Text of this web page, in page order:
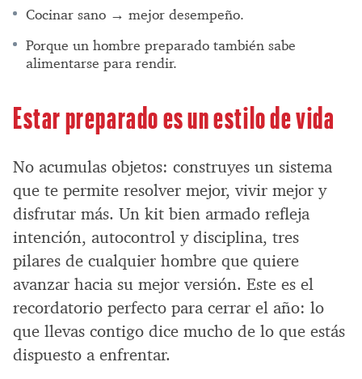
Cocinar sano → mejor desempeño.
Porque un hombre preparado también sabe
alimentarse para rendir.
Estar preparado es un estilo de vida
No acumulas objetos: construyes un sistema
que te permite resolver mejor, vivir mejor y
disfrutar más. Un kit bien armado refleja
intención, autocontrol y disciplina, tres
pilares de cualquier hombre que quiere
avanzar hacia su mejor versión. Este es el
recordatorio perfecto para cerrar el año: lo
que llevas contigo dice mucho de lo que estás
dispuesto a enfrentar.